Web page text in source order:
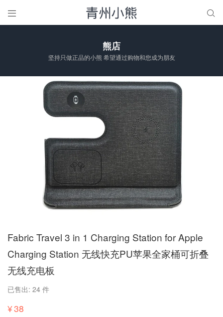
 
熊店
坚持只做正品的小熊 希望通过购物和您成为朋友
Fabric Travel 3 in 1 Charging Station for Apple
Charging Station 无线快充PU苹果全家桶可折叠
无线充电板
已售出: 24 件
¥38